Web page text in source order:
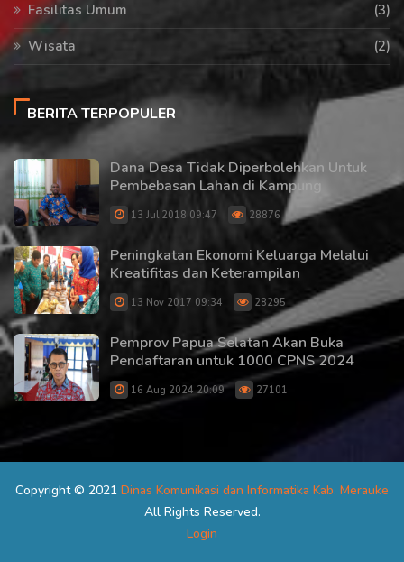
Fasilitas Umum
(3)
Wisata
(2)
BERITA TERPOPULER
Dana Desa Tidak Diperbolehkan Untuk
Pembebasan Lahan di Kampung
13 Jul 2018 09:47 28876
Peningkatan Ekonomi Keluarga Melalui
Kreatifitas dan Keterampilan
13 Nov 2017 09:34 28295
Pemprov Papua Selatan Akan Buka
Pendaftaran untuk 1000 CPNS 2024
16 Aug 2024 20:09 27101
Copyright © 2021 Dinas Komunikasi dan Informatika Kab. Merauke
All Rights Reserved.
Login